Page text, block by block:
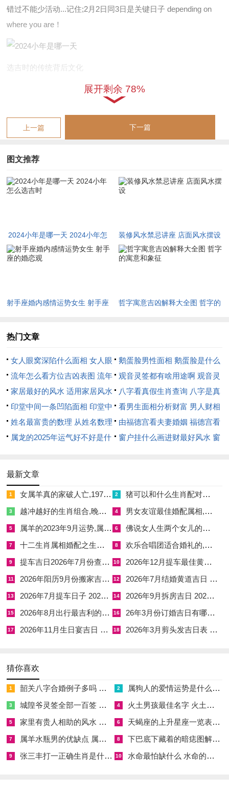
错过不能少活动...记住;2月2日同3日是关键日子 depending on
where you are！
选吉时的传统背后文化
选吉时是何事?!它源于我国古代的择日学说通过拆开看天干地
支、五行相生相克来挑选吉利时辰！吉时被认为能带来好运、避
邪避灾，常用于婚礼、祭祀或开业等首要事件...
老黄历是常用工具~上面标注了每日的宜忌事项同吉凶时辰。传
统习俗吉时选择重视天人合一~作用我们的决策与心理安慰。
在现代，虽然科学发达 但许多人仍遵循这个习性;以求心安.
我有个朋友就遇到过、么用老黄历选2024小年的吉时？获取一
本2024年的老黄历或可靠在线版本~查找公历2月2日或3日对应
具体取决于干支组合。选吉时要考虑活动类型:祭祀宜选阳气旺
2024年小年吉时推荐示例
对于2024年小年假设在2月2日（北方）- 老黄历可能感觉吉时有:
辰时（7-9点）适合祭灶、出于这时候五行属土;标记稳定！
只要是2月3日（南方） - 吉时或许包括巳时（9-11点）用于打扫
卫生、寓意除旧布新。具体推荐需查当天黄历 但普通原则是选
择 daypght hours 中的旺时。
地区区别对小年日期的关系到
为什么小年日期有北方同南方之分？历史演变中北方受官式文化
作用,多定腊月二十三为小年！南方则保留更古老习俗、以腊月
二十四为主。
性:北方人可能在2月2日选吉时南方则在2月3日。
部分地方还有有特色习俗、如少数民族的 variations -但核心都是
祈福迎新。
认识区别能帮助你更灵活地规划;尊重多元文化。旅行或跨地区
活动时记得核对本地日历哦！
小年习俗和选吉时的结合
展开剩余 78%
上一篇 下一篇
图文推荐
2024小年是哪一天 2024小年怎
么选吉时
装修风水禁忌讲座 店面风水摆设
射手座婚内感情运势女生 射手座
哲字寓意吉凶解释大全图 哲字的
热门文章
女人眼窝深陷什么面相 女人眼
窝深陷是短命相吗
鹅蛋脸男性面相 鹅蛋脸是什么
脸型男性
流年怎么看方位吉凶表图 流年
位置怎么看
观音灵签都有啥用途啊 观音灵
签全部签签词
家居最好的风水 适用家居风水
八字看真假生肖查询 八字是真
还是假
印堂中间一条凹陷面相 印堂中
间有条线沟好不好
看男生面相分析财富 男人财相
从哪里看
姓名最富贵的数理 从姓名数理
看富豪
由福德宫看夫妻婚姻 福德宫看
配偶生肖
属龙的2025年运气好不好是什
2025年属龙人的全年运势
窗户挂什么画进财最好风水 窗
最新文章
1 女属羊真的家破人亡,1979年属羊女短命 2 猪可以和什么生肖配对呢,猪和哪些生肖配合适
3 越冲越好的生肖组合,晚年守寡的5个属相 4 男女友谊最佳婚配属相,男女婚配属相最佳搭配前后怎么搭配
5 属羊的2023年9月运势,属羊2023年运势及运程每月运程大家找算命网 6 佛说女人生两个女儿的原因,佛说两个女儿的因果
7 十二生肖属相婚配之生肖牛,十二生肖牛的婚配 8 欢乐合唱团适合婚礼的,欢乐合唱团适合婚礼的音乐
9 提车吉日2026年7月份查询表 10 2026年12月提车最佳黄道吉日查询 2026年12月26日提车日子好吗
11 2026年阳历9月份搬家吉日 阳历6月份搬家黄道吉日查询 12 2026年7月结婚黄道吉日 2026年适合结婚的好日子
13 2026年7月提车日子 2026年7月提车吉日一览表阳历 14 2026年9月拆房吉日 2026年9月适合拆房的日子
15 2026年8月出行最吉利的日子是 2026年8月出生的宝宝属什么 16 26年3月份订婚吉日有哪些 3月份订婚黄道吉日
17 2026年11月生日宴吉日 2026年阳历11月16 18 2026年3月剪头发吉日表 2026年3月剪头发最吉利的日子
猜你喜欢
1 韶关八字合婚例子多吗 韶关八字测风水 2 属狗人的爱情运势是什么意思 属狗的人爱情观
3 城隍爷灵签全部一百签 城隍爷灵签解签大全 4 火土男孩最佳名字 火土属性的字男孩名字有哪些
5 家里有贵人相助的风水 家里有贵人是什么意思 6 天蝎座的上升星座一览表 天蝎座的上升星座查询
7 属羊水瓶男的优缺点 属羊水瓶座男生性格爱情观 8 下巴底下藏着的暗痣图解 下巴尖底下有痣代表什么
9 张三丰打一正确生肖是什么意思 张三丰是指什么生肖 10 水命最怕缺什么 水命的人忌什么